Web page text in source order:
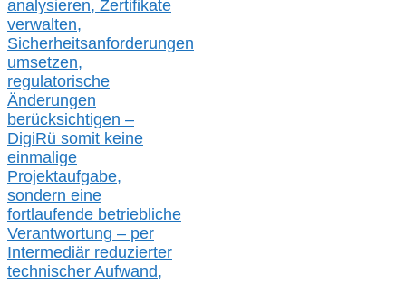
analysieren, Zertifikate
verwalten,
Sicherheitsanforderungen
umsetzen,
regulatorische
Änderungen
berücksichtigen –
DigiRü somit keine
einmalige
Projektaufgabe,
sondern eine
fortlaufende betriebliche
Verantwortung – per
Intermediär reduzierter
technischer Aufwand,